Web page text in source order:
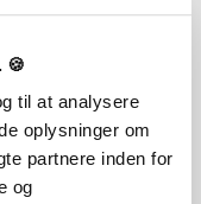
🍪
til at analysere
oplysninger om
partnere inden for
og